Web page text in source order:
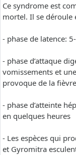
Ce syndrome est
mortel. Il se déroule
- phase de latence:
- phase d’attaque
vomissements et
provoque de la
- phase d’atteinte
en quelques heures
- Les espèces qui
et Gyromitra